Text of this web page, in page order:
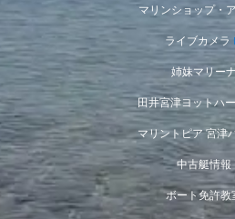
マリンショップ・
ライブカメラ
姉妹マリーナ
田井宮津ヨットハ
マリントピア 宮津
中古艇情報
ボート免許教